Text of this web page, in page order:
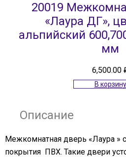
20019
«Лаура ДГ»,
альпийский
мм
6,500.00
В корзину
Описание
Межкомнатная дверь «Лаура »
покрытия ПВХ. Такие двери